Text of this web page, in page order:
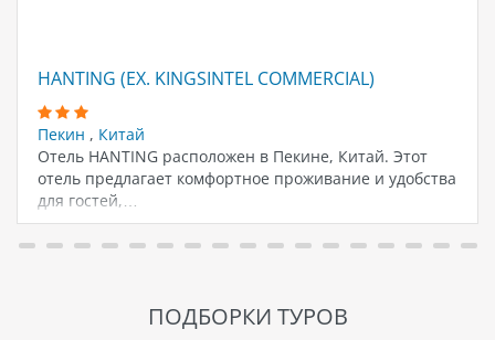
HANTING (EX. KINGSINTEL COMMERCIAL)
Пекин , Китай
Отель HANTING расположен в Пекине, Китай. Этот
отель предлагает комфортное проживание и удобства
для гостей,…
ПОДБОРКИ ТУРОВ